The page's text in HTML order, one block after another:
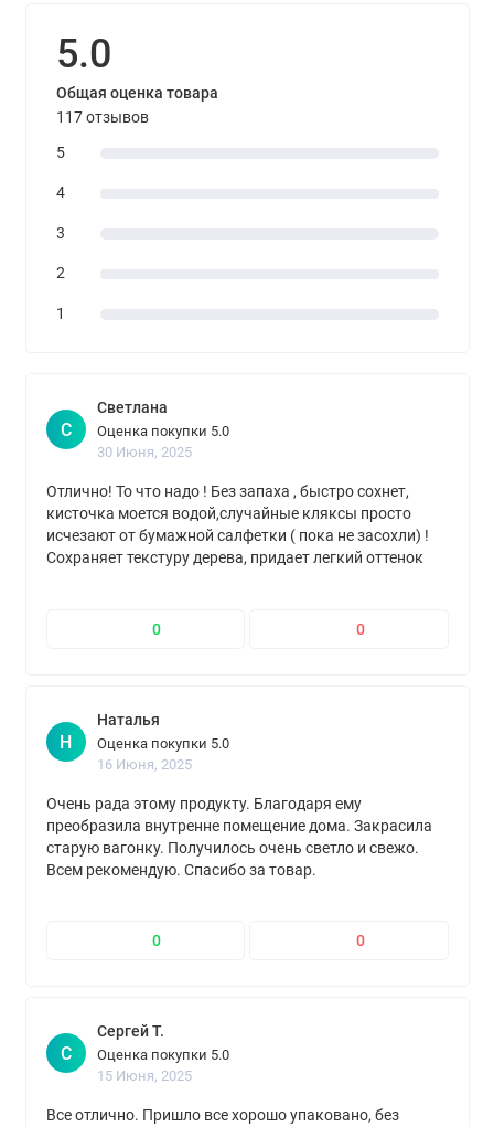
5.0
Общая оценка товара
117 отзывов
5
4
3
2
1
С
Светлана
Оценка покупки 5.0
30 Июня, 2025
Отлично! То что надо ! Без запаха , быстро сохнет,
кисточка моется водой,случайные кляксы просто
исчезают от бумажной салфетки ( пока не засохли) !
Сохраняет текстуру дерева, придает легкий оттенок
самостоятельно - то это для вас!
0 0
Н
Наталья
Оценка покупки 5.0
16 Июня, 2025
Очень рада этому продукту. Благодаря ему
преобразила внутренне помещение дома. Закрасила
старую вагонку. Получилось очень светло и свежо.
Всем рекомендую. Спасибо за товар.
0 0
С
Сергей Т.
Оценка покупки 5.0
15 Июня, 2025
Все отлично. Пришло все хорошо упаковано, без